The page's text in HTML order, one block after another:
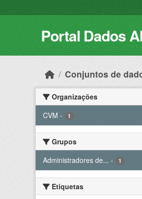
Portal Dados
Conjuntos de
Organizações
CVM - 1
Grupos
Administradores de... - 1
Etiquetas